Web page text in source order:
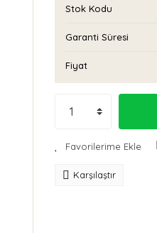
Stok Kodu
Garanti Süresi
Fiyat
Karşılaştır